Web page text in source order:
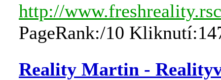
http://
PageRank:/10
Reality Martin -